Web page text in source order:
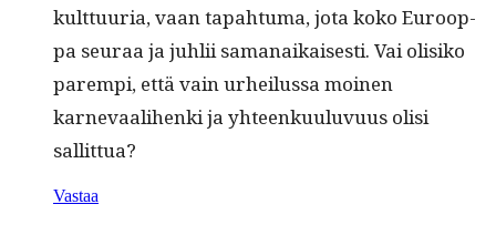
kult­tuuria, vaan tapah­tu­ma, jota koko Euroop­
pa seu­raa ja juh­lii samanaikaises­ti. Vai olisiko
parem­pi, että vain urheilus­sa moinen
karnevaal­i­hen­ki ja yhteenku­u­lu­vu­us olisi
sallittua?
Vastaa